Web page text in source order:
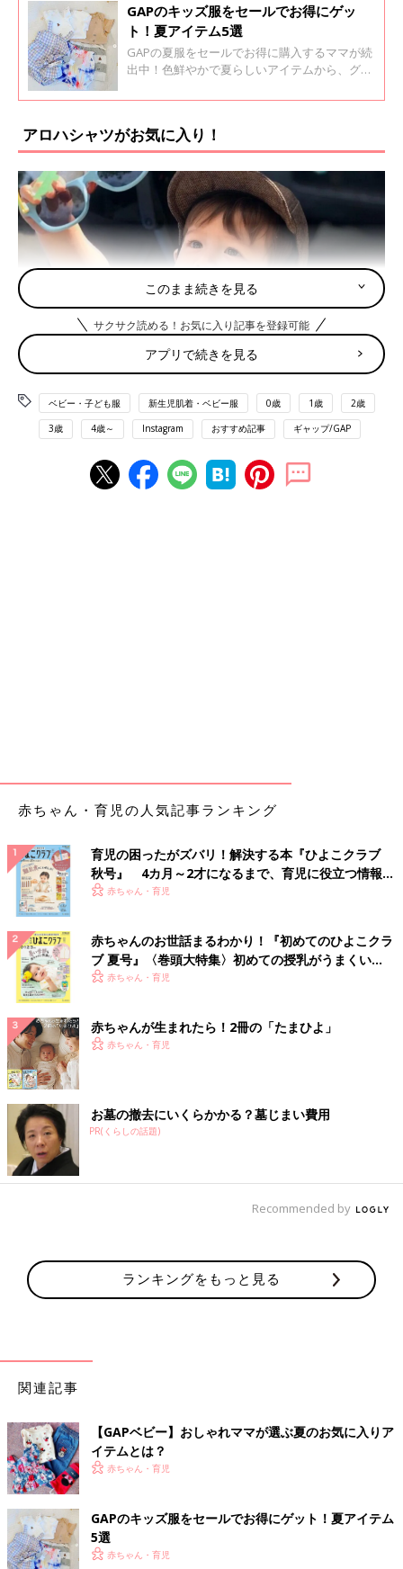
GAPのキッズ服をセールでお得にゲッ
ト！夏アイテム5選
GAPの夏服をセールでお得に購入するママが続
出中！色鮮やかで夏らしいアイテムから、グレ
シャレです。今回はママたちが大満足した、
アロハシャツがお気に入り！
出典：Instagramアカウント「_mito24」
最近GAPベビーにハマっているという_mito24さんがセレクトし
クのシャツの組み合わせで、色使いがとってもオシャレですよ
ね！
タイダイ柄のセットアップでガーリーに！
このまま続きを見る
サクサク読める！お気に入り記事を登録可能
アプリで続きを見る
ベビー・子ども服 新生児肌着・ベビー服 0歳 1歳 2歳
3歳 4歳～ Instagram おすすめ記事 ギャップ/GAP
赤ちゃん・育児の人気記事ランキング
育児の困ったがズバリ！解決する本『ひよこクラブ
秋号』 4カ月～2才になるまで、育児に役立つ情報が
いっぱい！
赤ちゃん・育児
赤ちゃんのお世話まるわかり！『初めてのひよこクラ
ブ 夏号』〈巻頭大特集〉初めての授乳がうまくい
く！ おっぱい・ミルクの基本と夏のトラブル 解決テ
赤ちゃん・育児
赤ちゃんが生まれたら！2冊の「たまひよ」
赤ちゃん・育児
お墓の撤去にいくらかかる？墓じまい費用
PR(くらしの話題)
Recommended by
ランキングをもっと見る
関連記事
【GAPベビー】おしゃれママが選ぶ夏のお気に入りア
イテムとは？
赤ちゃん・育児
GAPのキッズ服をセールでお得にゲット！夏アイテム
5選
赤ちゃん・育児